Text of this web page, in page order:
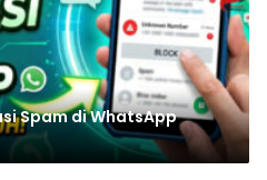
Spam di WhatsApp